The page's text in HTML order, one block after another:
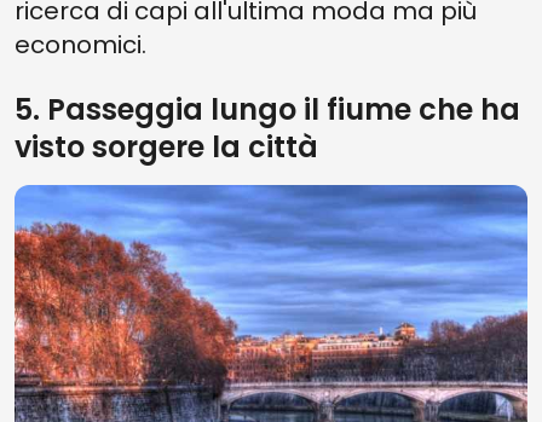
ricerca di capi all'ultima moda ma più
economici.
5. Passeggia lungo il fiume che ha
visto sorgere la città